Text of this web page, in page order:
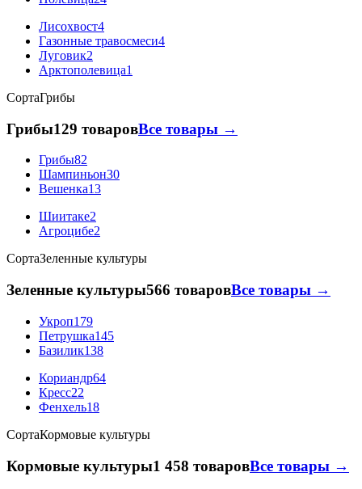
Лисохвост4
Газонные травосмеси4
Луговик2
Арктополевица1
СортаГрибы
Грибы129 товаровВсе товары →
Грибы82
Шампиньон30
Вешенка13
Шиитаке2
Агроцибе2
СортаЗеленные культуры
Зеленные культуры566 товаровВсе товары →
Укроп179
Петрушка145
Базилик138
Кориандр64
Кресс22
Фенхель18
СортаКормовые культуры
Кормовые культуры1 458 товаровВсе товары →